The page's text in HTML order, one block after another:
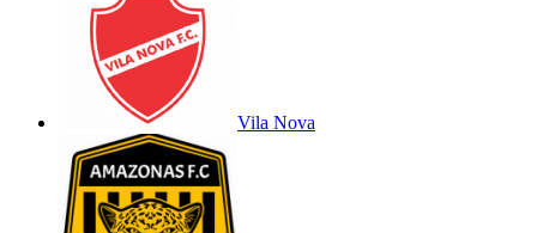
Vila Nova